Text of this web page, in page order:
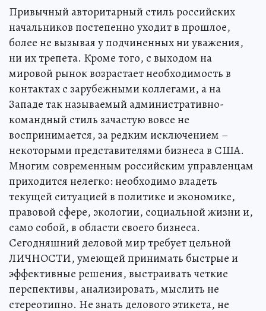
Привычный авторитарный стиль российских
начальников постепенно уходит в прошлое,
более не вызывая у подчиненных ни уважения,
ни их трепета. Кроме того, с выходом на
мировой рынок возрастает необходимость в
контактах с зарубежными коллегами, а на
Западе так называемый административно-
командный стиль зачастую вовсе не
воспринимается, за редким исключением –
некоторыми представителями бизнеса в США.
Многим современным российским управленцам
приходится нелегко: необходимо владеть
текущей ситуацией в политике и экономике,
правовой сфере, экологии, социальной жизни и,
само собой, в области своего бизнеса.
Сегодняшний деловой мир требует цельной
ЛИЧНОСТИ, умеющей принимать быстрые и
эффективные решения, выстраивать четкие
перспективы, анализировать, мыслить не
стереотипно. Не знать делового этикета, не